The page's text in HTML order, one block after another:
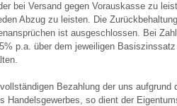
bei Versand gegen Vorauskasse zu
Abzug zu leisten. Die
ist ausgeschlossen. Bei
p.a. über dem jeweiligen
Bezahlung der uns aufgrund
so dient der